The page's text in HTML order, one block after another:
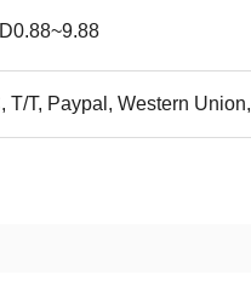
T/T, Paypal, Western Union,